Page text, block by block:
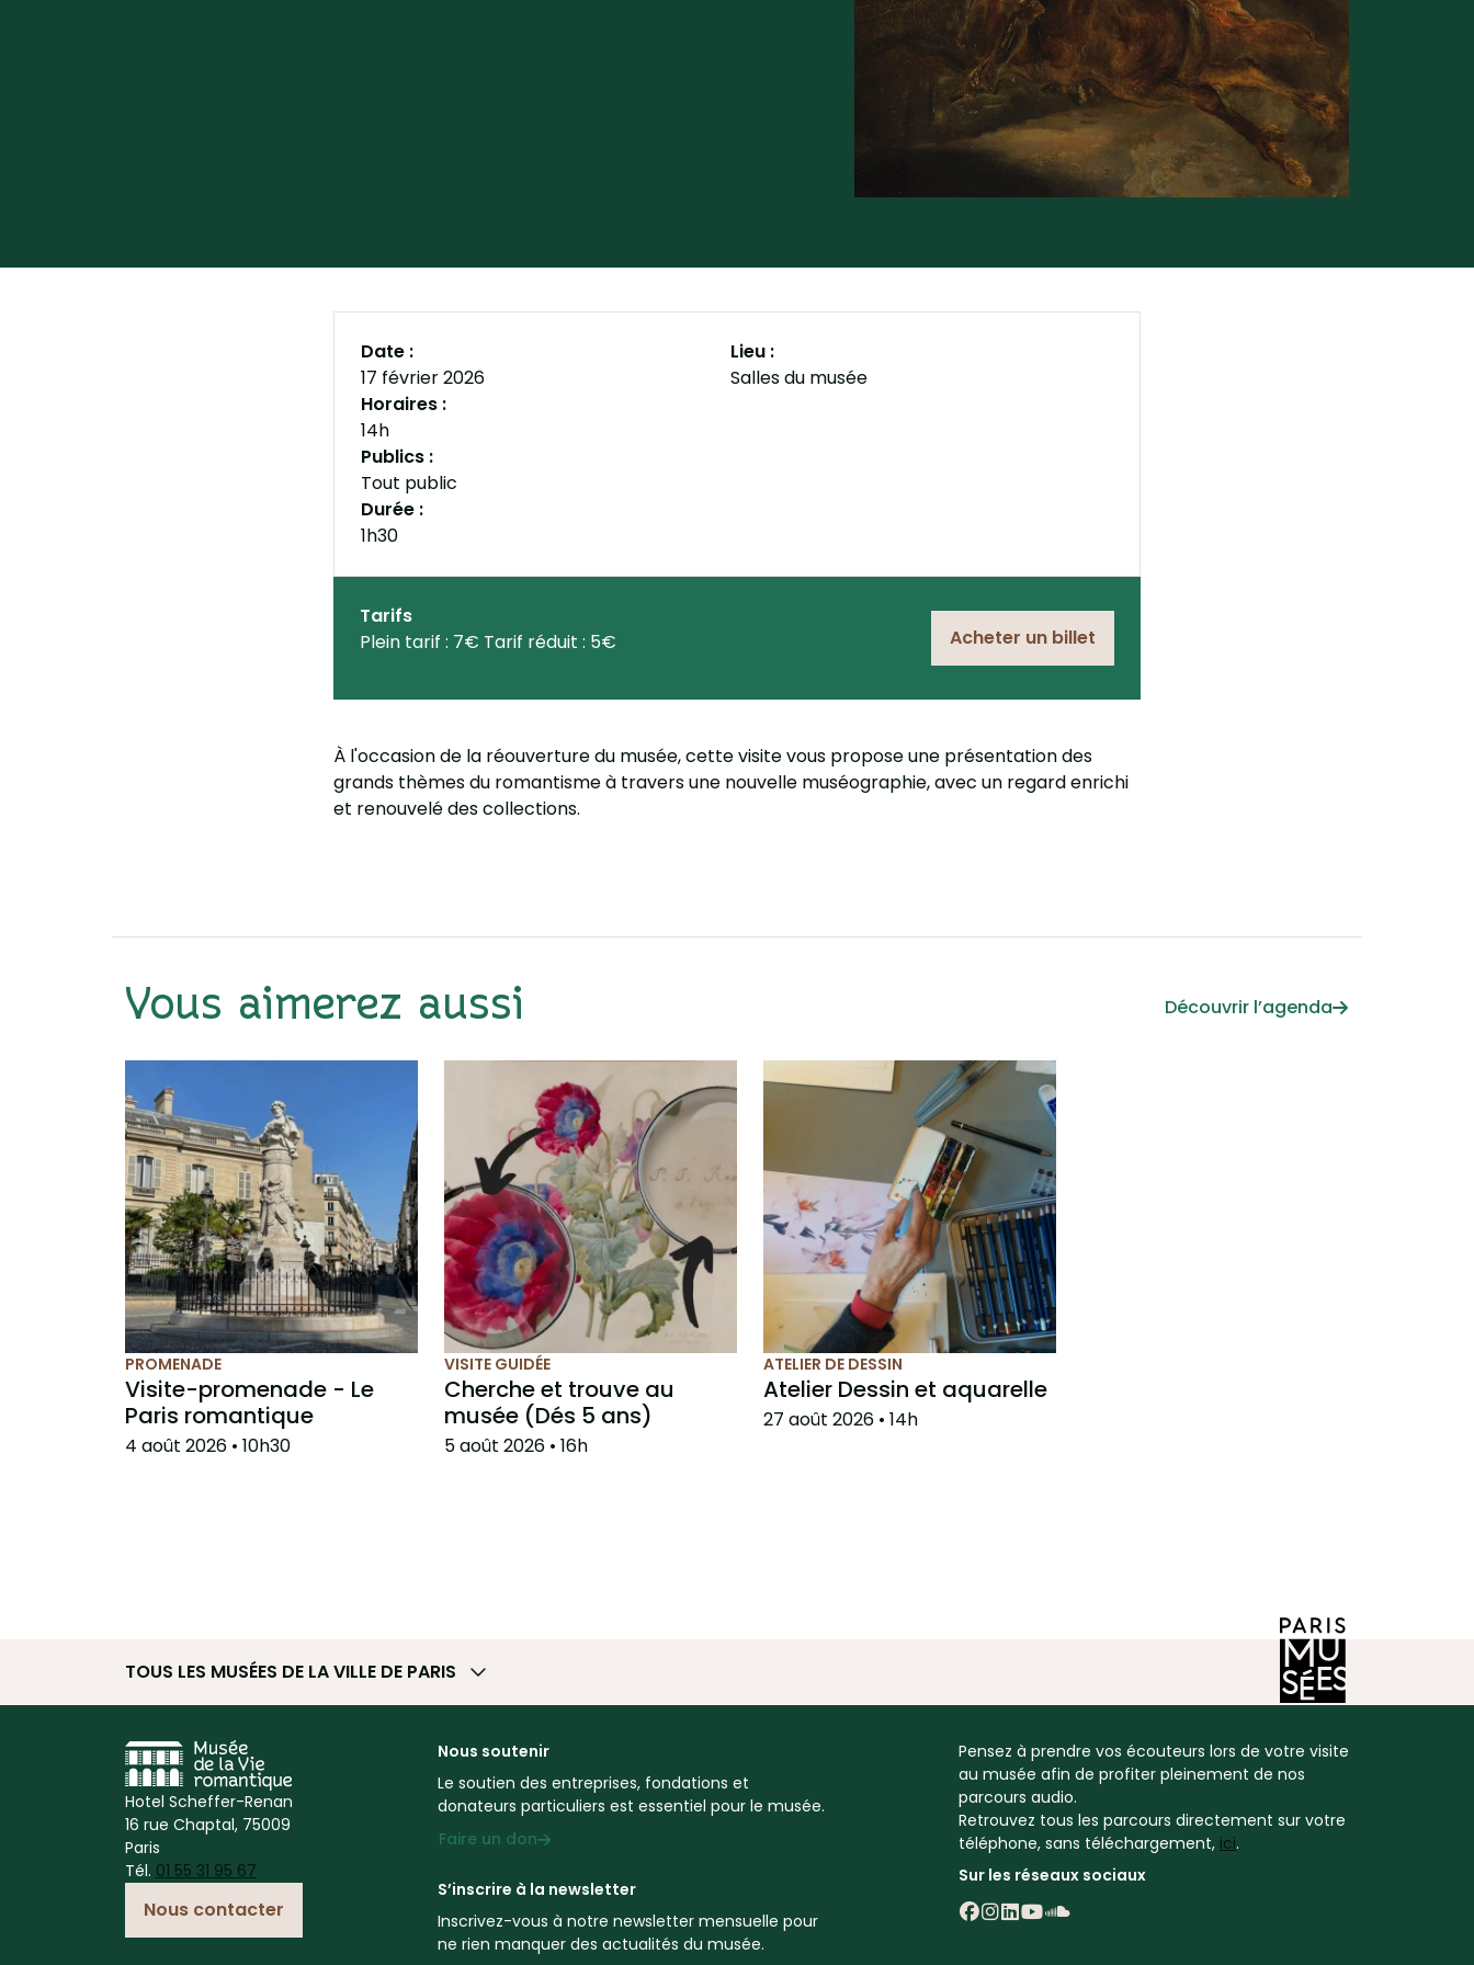
Date :
17 février 2026
Horaires :
14h
Publics :
Tout public
Durée :
1h30
Lieu :
Salles du musée
Tarifs
Plein tarif : 7€ Tarif réduit : 5€
Acheter un billet
À l'occasion de la réouverture du musée, cette visite vous propose une présentation des
grands thèmes du romantisme à travers une nouvelle muséographie, avec un regard enrichi
et renouvelé des collections.
Vous aimerez aussi Découvrir l’agenda
PROMENADE
Visite-promenade - Le
Paris romantique
4 août 2026 • 10h30
VISITE GUIDÉE
Cherche et trouve au
musée (Dés 5 ans)
5 août 2026 • 16h
ATELIER DE DESSIN
Atelier Dessin et aquarelle
27 août 2026 • 14h
TOUS LES MUSÉES DE LA VILLE DE PARIS
Hotel Scheffer-Renan
16 rue Chaptal, 75009
Paris
Tél. 01 55 31 95 67
Nous contacter
Nous soutenir
Le soutien des entreprises, fondations et
donateurs particuliers est essentiel pour le musée.
Faire un don
S’inscrire à la newsletter
Inscrivez-vous à notre newsletter mensuelle pour
ne rien manquer des actualités du musée.
Pensez à prendre vos écouteurs lors de votre visite
au musée afin de profiter pleinement de nos
parcours audio.
Retrouvez tous les parcours directement sur votre
téléphone, sans téléchargement, ici.
Sur les réseaux sociaux
Suivez Vie Romantique sur Facebook - Nouvelle
Suivez Vie Romantique sur Instagram - Nouvelle
Suivez Vie Romantique sur LinkedIn - Nouvelle
Suivez Vie Romantique sur YouTube -
Suivez Vie Romantique sur SoundCloud -